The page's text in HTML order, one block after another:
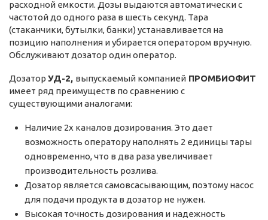
расходной емкости. Дозы выдаются автоматически с
частотой до одного раза в шесть секунд. Тара
(стаканчики, бутылки, банки) устанавливается на
позицию наполнения и убирается оператором вручную.
Обслуживают дозатор один оператор.
Дозатор УД-2, выпускаемый компанией ПРОМБИОФИТ
имеет ряд преимуществ по сравнению с
существующими аналогами:
Наличие 2х каналов дозирования. Это дает
возможность оператору наполнять 2 единицы тары
одновременно, что в два раза увеличивает
производительность розлива.
Дозатор является самовсасывающим, поэтому насос
для подачи продукта в дозатор не нужен.
Высокая точность дозирования и надежность